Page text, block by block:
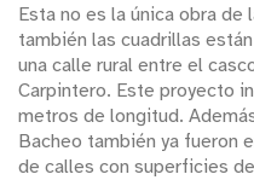
Esta no es la única obra de
también las cuadrillas
una calle rural entre el
Carpintero. Este proyecto
metros de longitud.
Bacheo también ya fueron
de calles con superficies